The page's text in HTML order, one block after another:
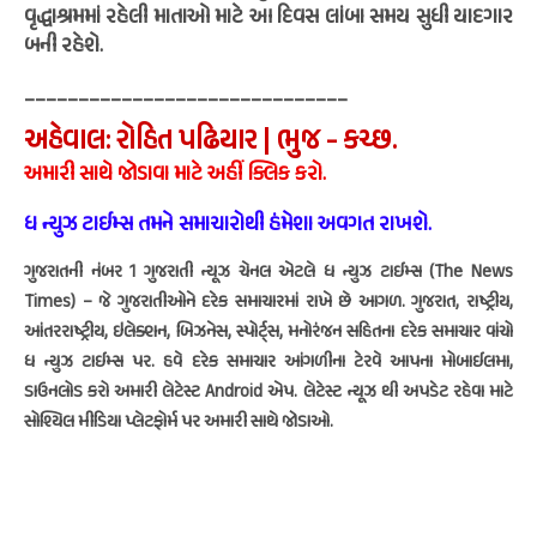
વૃદ્ધાશ્રમમાં રહેલી માતાઓ માટે આ દિવસ લાંબા સમય સુધી યાદગાર
બની રહેશે.
______________________________
અહેવાલ: રોહિત પઢિયાર | ભુજ - કચ્છ.
અમારી સાથે જોડાવા માટે અહીં ક્લિક કરો.
ધ ન્યુઝ ટાઈમ્સ તમને સમાચારોથી હંમેશા અવગત રાખશે.
ગુજરાતની નંબર 1 ગુજરાતી ન્યૂઝ ચેનલ એટલે ધ ન્યુઝ ટાઈમ્સ (The News
Times) – જે ગુજરાતીઓને દરેક સમાચારમાં રાખે છે આગળ. ગુજરાત, રાષ્ટ્રીય,
આંતરરાષ્ટ્રીય, ઇલેક્શન, બિઝનેસ, સ્પોર્ટ્સ, મનોરંજન સહિતના દરેક સમાચાર વાંચો
ધ ન્યુઝ ટાઈમ્સ પર. હવે દરેક સમાચાર આંગળીના ટેરવે આપના મોબાઈલમા,
ડાઉનલોડ કરો અમારી લેટેસ્ટ Android એપ. લેટેસ્ટ ન્યૂઝ થી અપડેટ રહેવા માટે
સોશ્યિલ મીડિયા પ્લેટફોર્મ પર અમારી સાથે જોડાઓ.